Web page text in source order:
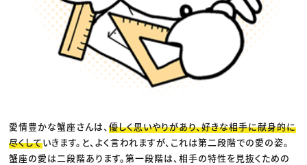
愛情豊かな蟹座さんは、優しく思いやりがあり、好きな相手に献身的に
尽くしていきます。と、よく言われますが、これは第二段階での愛の姿。
蟹座の愛は二段階あります。第一段階は、相手の特性を見抜くための